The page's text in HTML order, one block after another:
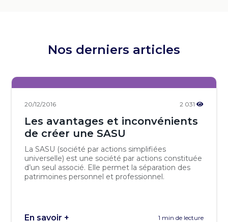
Nos derniers articles
20/12/2016 2 031
Les avantages et inconvénients
de créer une SASU
La SASU (société par actions simplifiées
universelle) est une société par actions constituée
d’un seul associé. Elle permet la séparation des
patrimoines personnel et professionnel.
En savoir + 1 min de lecture